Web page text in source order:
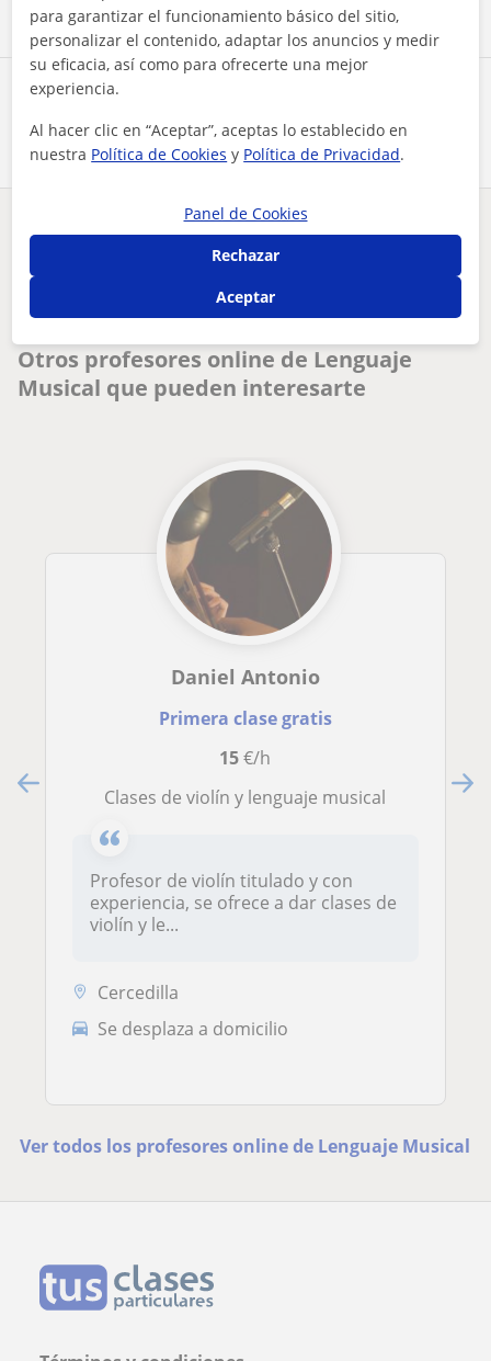
Comparte a este profesor
¿Hay algún error en este perfil?Cuéntanos
On-line
Lenguaje Musical
maestro de música com técnicas para aprender rápido y fácil ...
Otros profesores online de Lenguaje
Musical que pueden interesarte
Daniel Antonio
Primera clase gratis
15€/h
Clases de violín y lenguaje musical
Profesor de violín titulado y con
experiencia, se ofrece a dar clases de
violín y le...
Cercedilla
Se desplaza a domicilio
Ver todos los profesores online de Lenguaje Musical
para garantizar el funcionamiento básico del sitio,
personalizar el contenido, adaptar los anuncios y medir
su eficacia, así como para ofrecerte una mejor
experiencia.
Al hacer clic en “Aceptar”, aceptas lo establecido en
nuestra Política de Cookies y Política de Privacidad.
Panel de Cookies
Rechazar
Aceptar